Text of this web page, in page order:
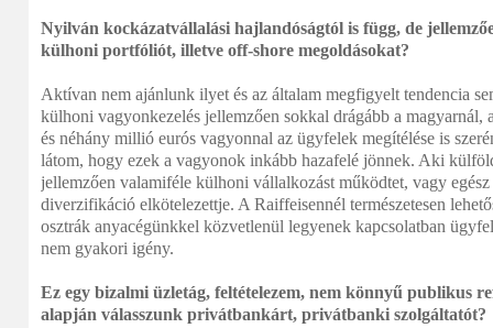
Nyilván kockázatvállalási hajlandóságtól is függ, de
külhoni portfóliót, illetve off-shore megoldásokat?
Aktívan nem ajánlunk ilyet és az általam megfigyelt tendencia
külhoni vagyonkezelés jellemzően sokkal drágább a magyarnál,
és néhány millió eurós vagyonnal az ügyfelek megítélése is
látom, hogy ezek a vagyonok inkább hazafelé jönnek. Aki
jellemzően valamiféle külhoni vállalkozást működtet, vagy
diverzifikáció elkötelezettje. A Raiffeisennél természetesen
osztrák anyacégünkkel közvetlenül legyenek kapcsolatban
nem gyakori igény.
Ez egy bizalmi üzletág, feltételezem, nem könnyű publikus
alapján válasszunk privátbankárt, privátbanki szolgáltatót?